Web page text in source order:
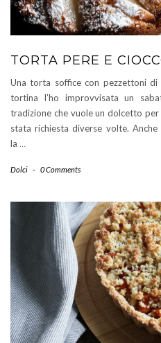
TORTA PERE E
Una torta soffice con pezzettoni
tortina l’ho improvvisata un
tradizione che vuole un dolcetto
stata richiesta diverse volte.
la …
Dolci - 0 Comments